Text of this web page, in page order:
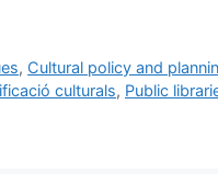
, Cultural policy and
culturals, Public